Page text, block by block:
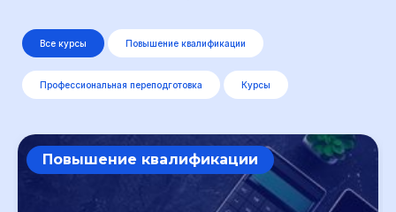
Все курсы Повышение квалификации
Профессиональная переподготовка Курсы
Повышение квалификации